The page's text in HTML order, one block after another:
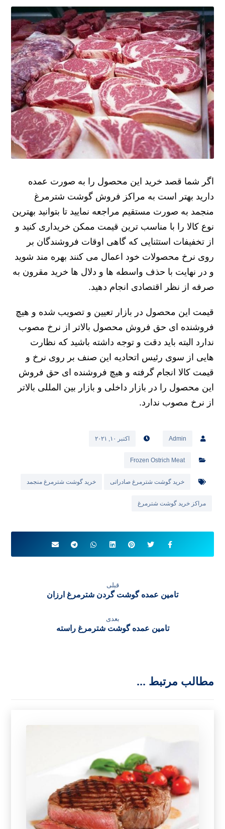
اگر شما قصد خرید این محصول را به صورت عمده
دارید بهتر است به مراکز فروش گوشت شترمرغ
منجمد به صورت مستقیم مراجعه نمایید تا بتوانید بهترین
نوع کالا را با مناسب ترین قیمت ممکن خریداری کنید و
از تخفیفات استثنایی که گاهی اوقات فروشندگان بر
روی نرخ محصولات خود اعمال می کنند بهره مند شوید
و در نهایت با حذف واسطه‌ ها و دلال‌ ها خرید مقرون به
صرفه از نظر اقتصادی انجام دهید.
قیمت این محصول در بازار تعیین و تصویب شده و هیچ
فروشنده ای حق فروش محصول بالاتر از نرخ مصوب
ندارد البته باید دقت و توجه داشته باشید که نظارت‌
هایی از سوی رئیس اتحادیه این صنف بر روی نرخ و
قیمت کالا انجام گرفته و هیچ فروشنده ای حق فروش
این محصول را در بازار داخلی و بازار بین المللی بالاتر
از نرخ مصوب ندارد.
Admin اکتبر ۱۰, ۲۰۲۱
Frozen Ostrich Meat
خرید گوشت شترمرغ صادراتی خرید گوشت شترمرغ منجمد
مراکز خرید گوشت شترمرغ
قبلی
تامین عمده گوشت گردن شترمرغ ارزان
بعدی
تامین عمده گوشت شترمرغ راسته
مطالب مرتبط ...